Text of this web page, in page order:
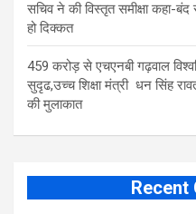
सचिव ने की विस्तृत समीक्षा कहा-
हो दिक्कत
459 करोड़ से एचएनबी गढ़वाल
सुदृढ,उच्च शिक्षा मंत्री धन सिंह
की मुलाकात
Recent